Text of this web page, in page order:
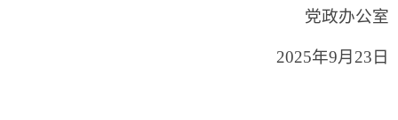
党政办公室
2025年9月23日